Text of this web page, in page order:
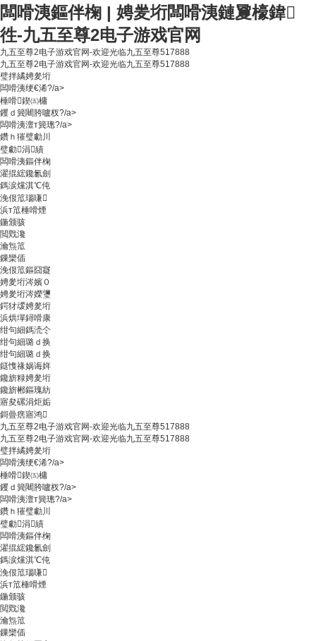
闆嗗洟鏂伴椈 | 娉夎垳闆嗗洟鏈夐檺鍏
徃-九五至尊2电子游戏官网
九五至尊2电子游戏官网-欢迎光临九五至尊517888
九五至尊2电子游戏官网-欢迎光临九五至尊517888
璧拌繘娉夎垳
闆嗗洟绠€浠?/a>
棰嗗鍥㈤槦
钁ｄ簨闀胯嚧杈?/a>
闆嗗洟澶т簨璁?/a>
鑽ｈ獕璧勮川
璧勮涓績
闆嗗洟鏂伴椈
濯掍綋鑱氱劍
鎷涙爣淇℃伅
浼佷笟瑙嗛
浜т笟棰嗗煙
鍦颁骇
閲戣瀺
瀹炰笟
鏁欒偛
浼佷笟鏂囧寲
娉夎垳涔嬪０
娉夎垳涔嬫瓕
鍔犲叆娉夎垳
浜烘墠鐞嗗康
绀句細鎷涜仒
绀句細璐ｄ换
绀句細璐ｄ换
鎹愯禒娲诲姩
鑱旂粶娉夎垳
鑱旂郴鏂瑰紡
寤夋磥涓炬姤
鎶曡瘔寤鸿
九五至尊2电子游戏官网-欢迎光临九五至尊517888
九五至尊2电子游戏官网-欢迎光临九五至尊517888
璧拌繘娉夎垳
闆嗗洟绠€浠?/a>
棰嗗鍥㈤槦
钁ｄ簨闀胯嚧杈?/a>
闆嗗洟澶т簨璁?/a>
鑽ｈ獕璧勮川
璧勮涓績
闆嗗洟鏂伴椈
濯掍綋鑱氱劍
鎷涙爣淇℃伅
浼佷笟瑙嗛
浜т笟棰嗗煙
鍦颁骇
閲戣瀺
瀹炰笟
鏁欒偛